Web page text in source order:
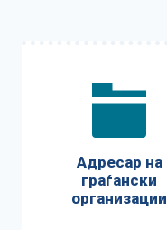
Адресар на
граѓански
организации